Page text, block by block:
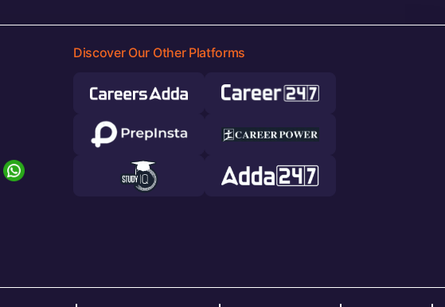
Discover Our Other Platforms